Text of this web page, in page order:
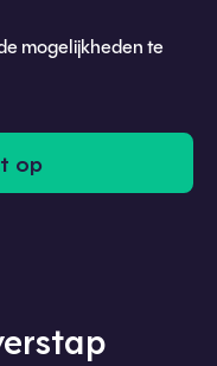
mogelijkheden te
op